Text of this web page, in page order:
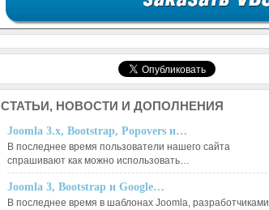
СТАТЬИ, НОВОСТИ И ДОПОЛНЕНИЯ
Joomla 3.x, Bootstrap, Popovers и…
В последнее время пользователи нашего сайта
спрашивают как можно использовать…
Joomla 3, Bootstrap и Google…
В последнее время в шаблонах Joomla, разработчиками